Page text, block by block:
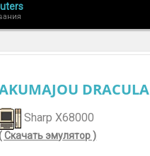
DRACULA
Sharp X68000
Скачать эмулятор )